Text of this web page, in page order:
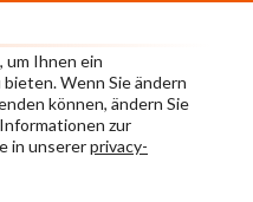
Ihnen ein
Wenn Sie ändern
können, ändern Sie
zur
in unsererprivacy-